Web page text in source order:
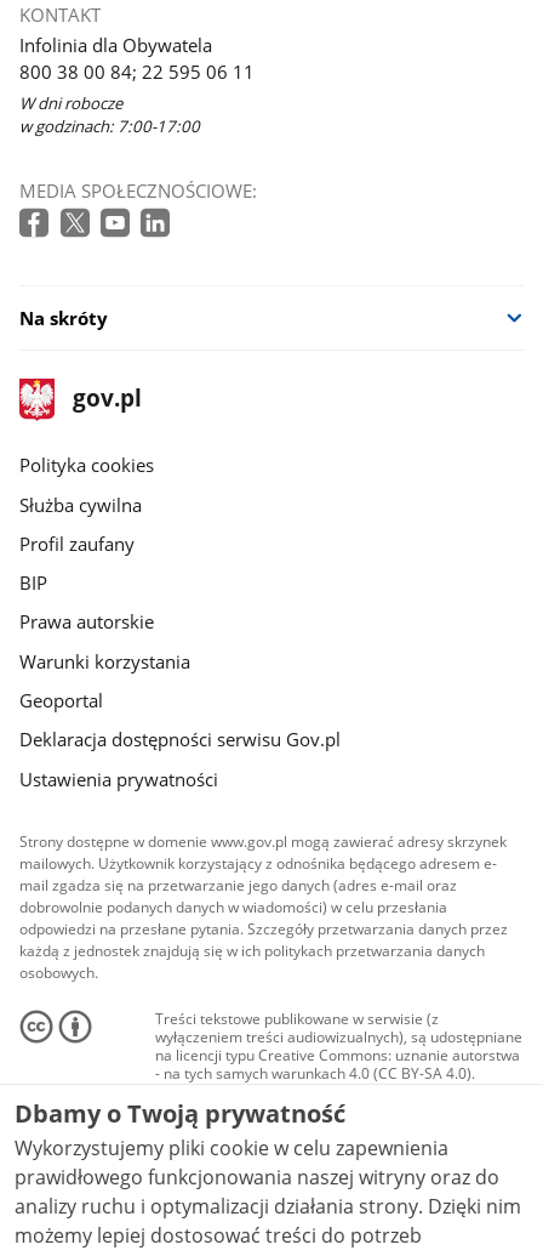
KONTAKT
Infolinia dla Obywatela
800 38 00 84; 22 595 06 11
W dni robocze
w godzinach: 7:00-17:00
MEDIA SPOŁECZNOŚCIOWE:
Na skróty
stopka
gov.pl
Strona
gov.pl
gov.pl
Polityka cookies
Służba cywilna
Profil zaufany
BIP
Prawa autorskie
Warunki korzystania
Geoportal
Deklaracja dostępności serwisu Gov.pl
Ustawienia prywatności
Strony dostępne w domenie www.gov.pl mogą zawierać adresy skrzynek
mailowych. Użytkownik korzystający z odnośnika będącego adresem e-
mail zgadza się na przetwarzanie jego danych (adres e-mail oraz
dobrowolnie podanych danych w wiadomości) w celu przesłania
odpowiedzi na przesłane pytania. Szczegóły przetwarzania danych przez
każdą z jednostek znajdują się w ich politykach przetwarzania danych
osobowych.
Treści tekstowe publikowane w serwisie (z
wyłączeniem treści audiowizualnych), są udostępniane
na licencji typu Creative Commons: uznanie autorstwa
- na tych samych warunkach 4.0 (CC BY-SA 4.0).
Materiały audiowizualne, w tym zdjęcia, materiały
audio i wideo, są udostępniane na licencji typu
Creative Commons: uznanie autorstwa użycie
niekomercyjne - bez utworów zależnych 4.0 (CC BY-
NC-ND 4.0), o ile nie jest to stwierdzone inaczej.
Dbamy o Twoją prywatność
Wykorzystujemy pliki cookie w celu zapewnienia
prawidłowego funkcjonowania naszej witryny oraz do
analizy ruchu i optymalizacji działania strony. Dzięki nim
możemy lepiej dostosować treści do potrzeb